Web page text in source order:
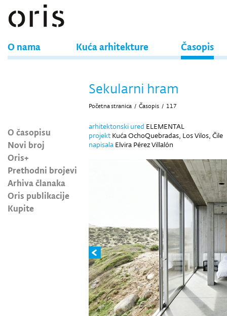
O nama Kuća arhitekture Časopis
O časopisu
Novi broj
Oris+
Prethodni brojevi
Arhiva članaka
Oris publikacije
Kupite
Sekularni hram
Početna stranica / Časopis / 117
arhitektonski ured ELEMENTAL
projekt Kuća OchoQuebradas, Los Vilos, Čile
napisala Elvira Pérez Villalón